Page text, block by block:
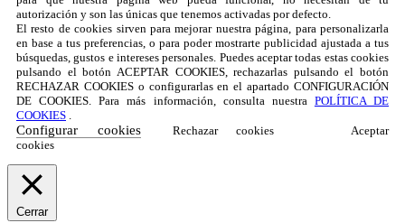
autorización y son las únicas que tenemos activadas por defecto.
El resto de cookies sirven para mejorar nuestra página, para personalizarla
en base a tus preferencias, o para poder mostrarte publicidad ajustada a tus
búsquedas, gustos e intereses personales. Puedes aceptar todas estas cookies
pulsando el botón ACEPTAR COOKIES, rechazarlas pulsando el botón
RECHAZAR COOKIES o configurarlas en el apartado CONFIGURACIÓN
DE COOKIES. Para más información, consulta nuestra POLÍTICA DE
COOKIES .
Configurar cookies Rechazar cookies
Aceptar
cookies
Cerrar